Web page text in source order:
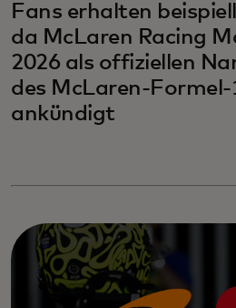
Für Innovatoren
Neuigkeiten und
Fans erhalten
da McLaren Racing
2026 als offiziellen
des McLaren-Formel-
ankündigt